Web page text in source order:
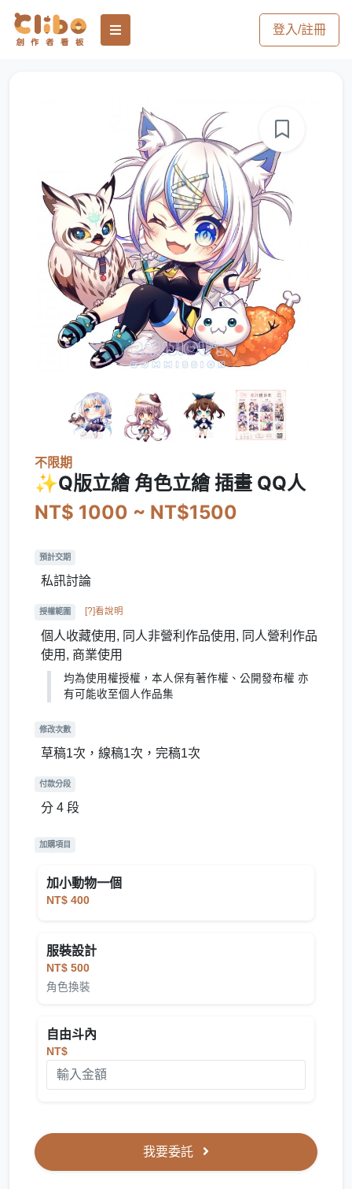
登入/註冊
不限期
✨Q版立繪 角色立繪 插畫 QQ人
NT$ 1000 ~ NT$1500
預計交期
私訊討論
授權範圍 [?]看說明
個人收藏使用, 同人非營利作品使用, 同人營利作品
使用, 商業使用
均為使用權授權，本人保有著作權、公開發布權 亦
有可能收至個人作品集
修改次數
草稿1次，線稿1次，完稿1次
付款分段
分 4 段
加購項目
加小動物一個
NT$ 400
服裝設計
NT$ 500
角色換裝
自由斗內
NT$
我要委託